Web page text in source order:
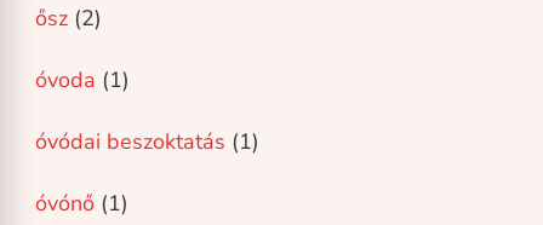
ősz (2)
óvoda (1)
óvódai beszoktatás (1)
óvónő (1)